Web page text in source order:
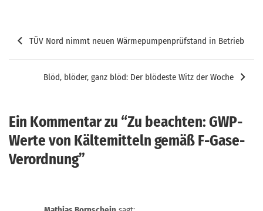
Beitragsnavigation
TÜV Nord nimmt neuen Wärmepumpenprüfstand in Betrieb
Blöd, blöder, ganz blöd: Der blödeste Witz der Woche
Ein Kommentar zu “Zu beachten: GWP-
Werte von Kältemitteln gemäß F-Gase-
Verordnung”